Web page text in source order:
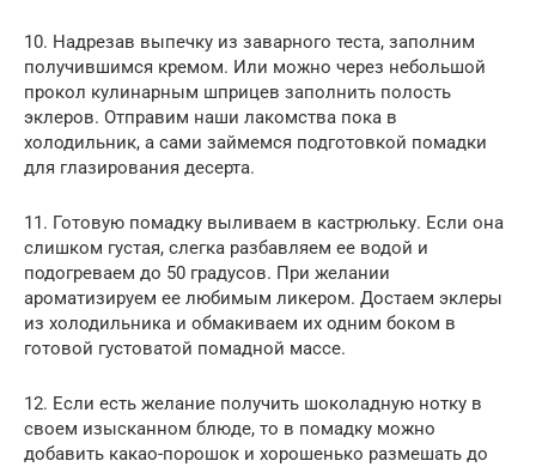
10. Надрезав выпечку из заварного теста, заполним
получившимся кремом. Или можно через небольшой
прокол кулинарным шприцев заполнить полость
эклеров. Отправим наши лакомства пока в
холодильник, а сами займемся подготовкой помадки
для глазирования десерта.
11. Готовую помадку выливаем в кастрюльку. Если она
слишком густая, слегка разбавляем ее водой и
подогреваем до 50 градусов. При желании
ароматизируем ее любимым ликером. Достаем эклеры
из холодильника и обмакиваем их одним боком в
готовой густоватой помадной массе.
12. Если есть желание получить шоколадную нотку в
своем изысканном блюде, то в помадку можно
добавить какао-порошок и хорошенько размешать до